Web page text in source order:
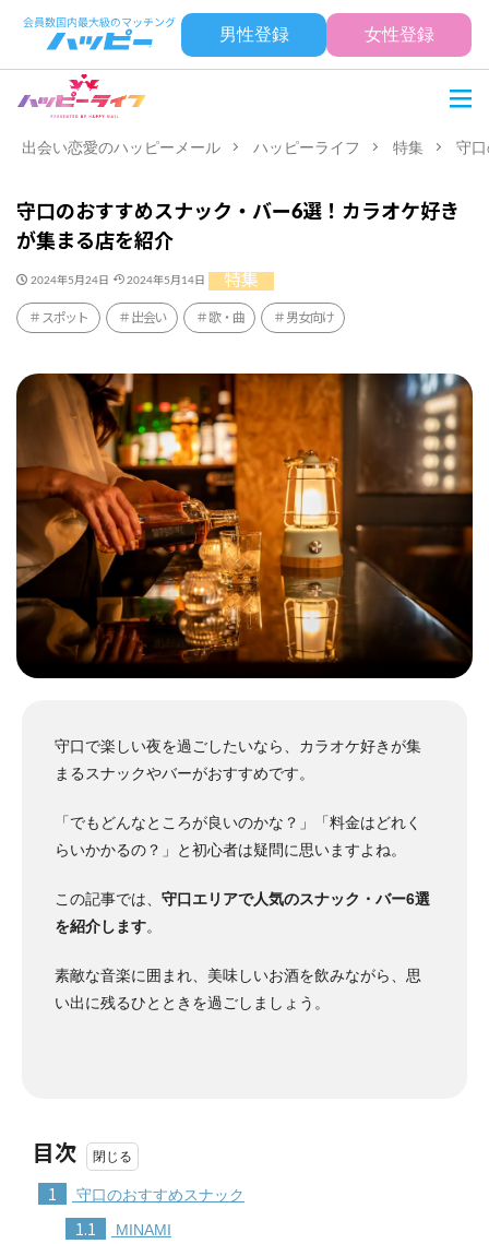
男性登録 女性登録
出会い恋愛のハッピーメール ハッピーライフ 特集 守
守口のおすすめスナック・バー6選！カラオケ好き
が集まる店を紹介
2024年5月24日 2024年5月14日 特集
スポット 出会い 歌・曲 男女向け
守口で楽しい夜を過ごしたいなら、カラオケ好きが集
まるスナックやバーがおすすめです。
「でもどんなところが良いのかな？」「料金はどれく
らいかかるの？」と初心者は疑問に思いますよね。
この記事では、 守口エリアで人気のスナック・バー6選
を紹介します。
素敵な音楽に囲まれ、美味しいお酒を飲みながら、思
い出に残るひとときを過ごしましょう。
目次
1 守口のおすすめスナック
1.1 MINAMI